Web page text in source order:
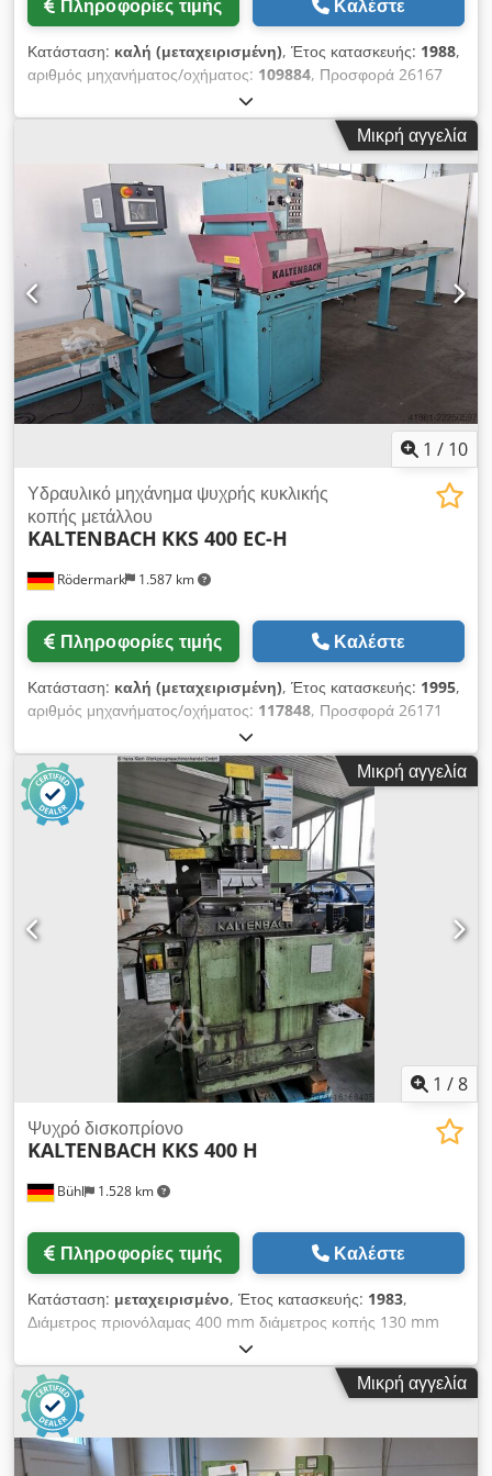
υγρού κατάκλυσης - Κάθε νέα μονάδα συνοδεύεται από
Προαιρετικό προστατευτικό AS/NZS 4024:2014 με σήραγγες
900 mm σε κάθε πλευρά του πριονιού - Προστατευτικό
κάλυμμα ασφαλείας που ανυψώνεται πνευματικά με το πάτημα
ενός κουμπιού Crsdpfxomcbk Re Akrof - Διακόπτης
ασφαλείας που απενεργοποιεί τη λειτουργία του πριονιού όταν
το προστατευτικό είναι επάνω Ιδιαίτερα κατάλληλο για: -
Κατασκευή χαλύβδινων κατασκευών - Γεωργική κατασκευή -
Κατασκευή τροχόσπιτων και ρυμουλκούμενων - Κατασκευή
θυρών και πυλών - Λιανικές πωλήσεις χάλυβα
Πληροφορίες τιμής Καλέστε
Κατάσταση: καλή (μεταχειρισμένη), Έτος κατασκευής: 1988,
αριθμός μηχανήματος/οχήματος: 109884, Προσφορά 26167
Τεχνικά χαρακτηριστικά: - Διάμετρος δίσκου πριονιού: έως 400
mm - Περιοχή κοπής στις 90°: - στρογγυλό: 130 mm Cjdpfx
Aszibmbokrjrf - τετράγωνο: 120 mm - ορθογώνιο: 300 x 40
mm ή 240 x 85 mm - Περιοχή κοπής στις 45°: - στρογγυλό:
130 mm - τετράγωνο: 110 mm - ορθογώνιο: 245 x 40 mm -
Ρύθμιση φαλτσοκοπής αριστερά + δεξιά: 0–90° - 2 ταχύτητες
κοπής: 13 και 26 m/min - Κινητήρας: 400 V / 1,2 / 1,8 kW -
Ταχύτητα προώθησης πριονόλαμας ρυθμιζόμενη υδραυλικά
χωρίς διαβαθμίσεις - Κάθετη σύσφιξη μετάλλου - Σύστημα
ψύξης - Απαιτούμενος χώρος περ.: Π 800 x Υ 1850 x Β 1100
mm - Βάρος περ.: 850 kg - Εισαγωγικός κυλιόμενος διάδρομος
με ράφι: 4000 mm - Εξαγωγικός κυλιόμενος διάδρομος με
τερματικό στοπ: 4000 mm
Μικρή αγγελία
1 / 10
Rödermark 1.587 km
Υδραυλικό μηχάνημα ψυχρής κυκλικής
κοπής μετάλλου
KALTENBACH KKS 400 EC-H
Πληροφορίες τιμής Καλέστε
Κατάσταση: καλή (μεταχειρισμένη), Έτος κατασκευής: 1995,
αριθμός μηχανήματος/οχήματος: 117848, Προσφορά 26171
Τεχνικά στοιχεία: - Διάμετρος δίσκου κοπής: έως 400 mm -
Περιοχή κοπής στις 90°: - στρογγυλό: 130 mm - τετράγωνο:
120 mm - ορθογώνιο: 300 x 40 mm ή 240 x 85 mm - Περιοχή
κοπής στις 45°: - στρογγυλό: 130 mm - τετράγωνο: 110 mm -
ορθογώνιο: 245 x 40 mm - Δυνατότητα γωνιακής ρύθμισης
αριστερά και δεξιά: 0 - 90° - 2 ταχύτητες κοπής: 13 + 26
m/min - Κίνηση: 400 V / 1,8 / 2,7 kW - Υδραυλική,
απεριόριστα ρυθμιζόμενη ταχύτητα προώθησης του δίσκου
κοπής - Κάθετη υδραυλική σύσφιγξη μετάλλου + 2 υδραυλικά
οριζόντια σφιγκτήρες μετάλλου - Σύστημα ψύξης -
Τραπεζοειδής κύλιση εισόδου με επιφάνεια απόθεσης: 5000
mm Cjdezibdgepfx Akrjrf - Τραπεζοειδής κύλιση εξόδου με
μέτρο σύγκρισης και σύστημα τοποθέτησης: 4000 mm -
Διαστάσεις: περ. Π 900 x Υ 1950 x Β 1200 mm - Βάρος: περ.
Μικρή αγγελία
1 /8
Bühl 1.528 km
Ψυχρό δισκοπρίονο
KALTENBACH KKS 400 H
Πληροφορίες τιμής Καλέστε
Κατάσταση: μεταχειρισμένο, Έτος κατασκευής: 1983,
Διάμετρος πριονόλαμας 400 mm διάμετρος κοπής 130 mm
διαδρομή 150 mm Περιοχή κοπής τετράγωνο 120 x 120 mm
Περιοχή κοπής επίπεδη 300 x 40 mm Credpfx Akjtqqrzorsf
Εύρος κοπής στις 45 μοίρες: στρογγυλό 130 mm Εύρος
κοπής στις 45 μοίρες: τετράγωνο 110 x 110 mm Περιοχή
κοπής στις 45 μοίρες: επίπεδη 245 x 40 mm Κοπές σε γωνία -
90° και στις δύο πλευρές Ταχύτητα κοπής 13/25 m/min
Μικρή αγγελία